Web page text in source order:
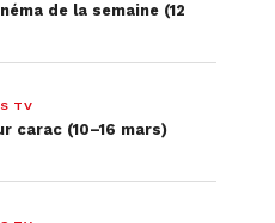
de la semaine (12
TV
carac (10–16 mars)